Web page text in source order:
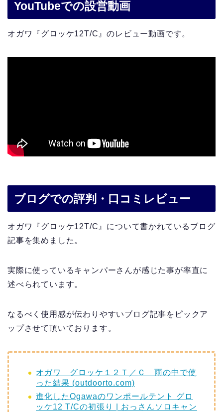
YouTubeでの設営動画
オガワ『グロッケ12T/C』のレビュー動画です。
ブログでの評判・口コミレビュー
オガワ『グロッケ12T/C』について書かれているブログ
記事を集めました。
実際に使っているキャンパーさんが感じた事が率直に
述べられています。
なるべく使用感が伝わりやすいブログ記事をピックア
ップさせて頂いております。
オガワ グロッケ１２Ｔ／Ｃ 雨の中で使
った結果 (outdoorto.com)
進化したOgawaのワンポールテント グロ
ッケ12 T/Cの初張り | おっさんソロキャン